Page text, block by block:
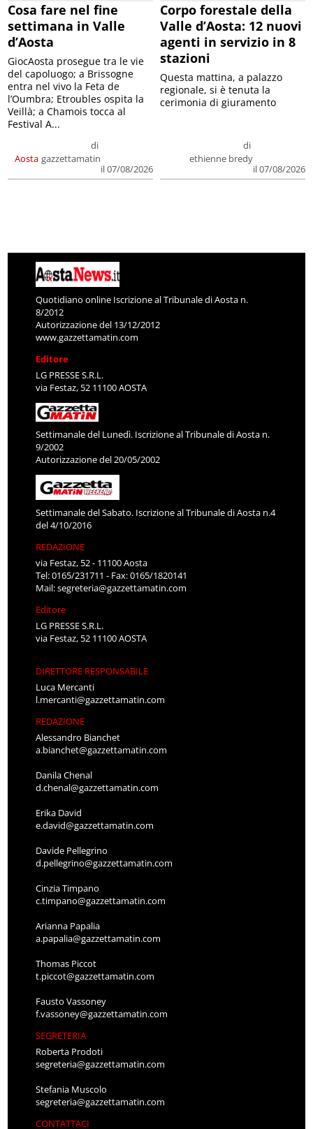
Cosa fare nel fine
settimana in Valle
d’Aosta
Aosta
di
gazzettamatin
il 07/08/2026
GiocAosta prosegue tra le vie
del capoluogo; a Brissogne
entra nel vivo la Feta de
l’Oumbra; Etroubles ospita la
Veillà; a Chamois tocca al
Festival A...
Corpo forestale della
Valle d’Aosta: 12 nuovi
agenti in servizio in 8
stazioni
di
ethienne bredy
il 07/08/2026
Questa mattina, a palazzo
regionale, si è tenuta la
cerimonia di giuramento
Quotidiano online Iscrizione al Tribunale di Aosta n.
8/2012
Autorizzazione del 13/12/2012
www.gazzettamatin.com
Editore
LG PRESSE S.R.L.
via Festaz, 52 11100 AOSTA
Settimanale del Lunedì. Iscrizione al Tribunale di Aosta n.
9/2002
Autorizzazione del 20/05/2002
Settimanale del Sabato. Iscrizione al Tribunale di Aosta n.4
del 4/10/2016
REDAZIONE
via Festaz, 52 - 11100 Aosta
Tel: 0165/231711 - Fax: 0165/1820141
Mail:segreteria@gazzettamatin.com
Editore
LG PRESSE S.R.L.
via Festaz, 52 11100 AOSTA
DIRETTORE RESPONSABILE
Luca Mercanti
l.mercanti@gazzettamatin.com
REDAZIONE
Alessandro Bianchet
a.bianchet@gazzettamatin.com
Danila Chenal
d.chenal@gazzettamatin.com
Erika David
e.david@gazzettamatin.com
Davide Pellegrino
d.pellegrino@gazzettamatin.com
Cinzia Timpano
c.timpano@gazzettamatin.com
Arianna Papalia
a.papalia@gazzettamatin.com
Thomas Piccot
t.piccot@gazzettamatin.com
Fausto Vassoney
f.vassoney@gazzettamatin.com
SEGRETERIA
Roberta Prodoti
segreteria@gazzettamatin.com
Stefania Muscolo
segreteria@gazzettamatin.com
CONTATTACI